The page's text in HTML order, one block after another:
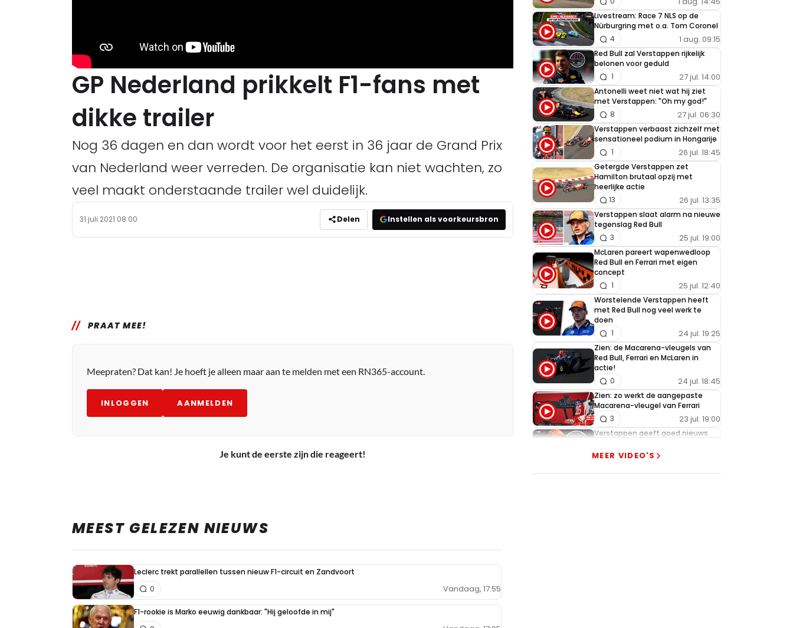
GP Nederland prikkelt F1-fans met
dikke trailer
Nog 36 dagen en dan wordt voor het eerst in 36 jaar de Grand Prix
van Nederland weer verreden. De organisatie kan niet wachten, zo
veel maakt onderstaande trailer wel duidelijk.
31 juli 2021 08:00 Delen Instellen als voorkeursbron
PRAAT MEE!
Meepraten? Dat kan! Je hoeft je alleen maar aan te melden met een RN365-account.
INLOGGEN AANMELDEN
Je kunt de eerste zijn die reageert!
Livestream: Race 7 NLS op de
Nürburgring met o.a. Tom Coronel
1 aug. 09:15
4
Red Bull zal Verstappen rijkelijk
belonen voor geduld
27 jul. 14:00
1
Antonelli weet niet wat hij ziet
met Verstappen: "Oh my god!"
27 jul. 06:30
8
Verstappen verbaast zichzelf met
sensationeel podium in Hongarije
26 jul. 18:45
1
Getergde Verstappen zet
Hamilton brutaal opzij met
heerlijke actie
26 jul. 13:35
13
Verstappen slaat alarm na nieuwe
tegenslag Red Bull
25 jul. 19:00
3
McLaren pareert wapenwedloop
Red Bull en Ferrari met eigen
concept
25 jul. 12:40
1
Worstelende Verstappen heeft
met Red Bull nog veel werk te
doen
24 jul. 19:25
1
Zien: de Macarena-vleugels van
Red Bull, Ferrari en McLaren in
actie!
24 jul. 18:45
0
Zien: zo werkt de aangepaste
Macarena-vleugel van Ferrari
23 jul. 19:00
3
Verstappen geeft goed nieuws
0
MEER VIDEO'S
MEEST GELEZEN NIEUWS
Leclerc trekt parallellen tussen nieuw F1-circuit en Zandvoort
Vandaag, 17:55
0
F1-rookie is Marko eeuwig dankbaar: "Hij geloofde in mij"